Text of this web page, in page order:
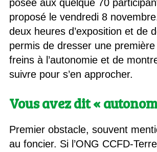
posée aux quelque 70
proposé le vendredi 8
deux heures d’exposition et de
permis de dresser une
freins à l’autonomie et de
suivre pour s’en approcher.
Vous avez dit «
Premier obstacle, souvent
au foncier. Si l’ONG CCFD-